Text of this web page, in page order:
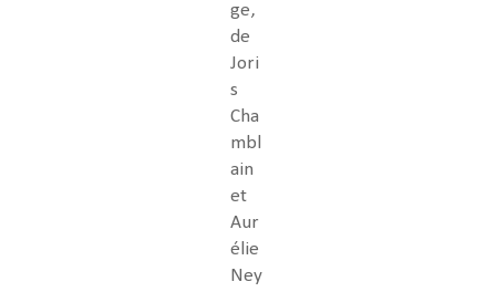
ge,
de
Jori
s
Cha
mbl
ain
et
Aur
élie
Ney